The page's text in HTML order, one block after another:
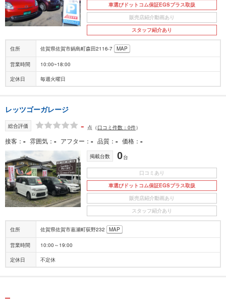
車選びドットコム保証EGSプラス取扱
販売店紹介動画あり
スタッフ紹介あり
住所 佐賀県佐賀市鍋島町森田2116-7 MAP
営業時間 10:00~18:00
定休日 毎週火曜日
レッツゴーガレージ
総合評価 - 点 （口コミ件数：0件）
接客 - 雰囲気 - アフター - 品質 - 価格 -
掲載台数 0台
口コミあり
車選びドットコム保証EGSプラス取扱
販売店紹介動画あり
スタッフ紹介あり
住所 佐賀県佐賀市嘉瀬町荻野232 MAP
営業時間 10:00～19:00
定休日 不定休